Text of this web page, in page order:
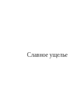
Славное ущелье